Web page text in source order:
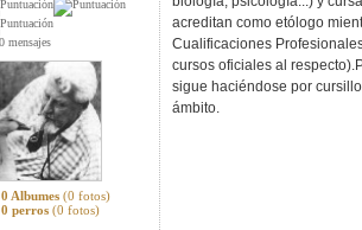
mensajes
0 Albumes (0 fotos)
0 perros (0 fotos)
acreditan como etólogo
Cualificaciones
cursos oficiales al
sigue haciéndose por
ámbito.